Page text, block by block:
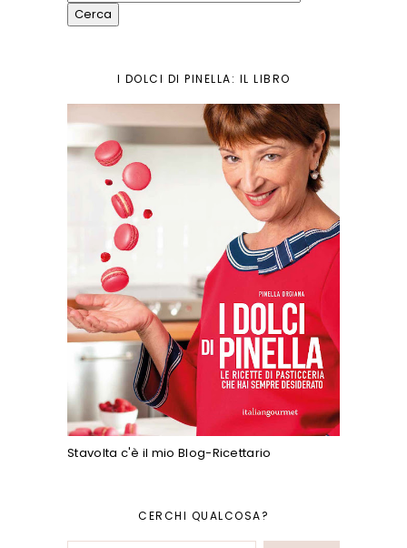
I DOLCI DI PINELLA: IL LIBRO
Stavolta c'è il mio Blog-Ricettario
CERCHI QUALCOSA?